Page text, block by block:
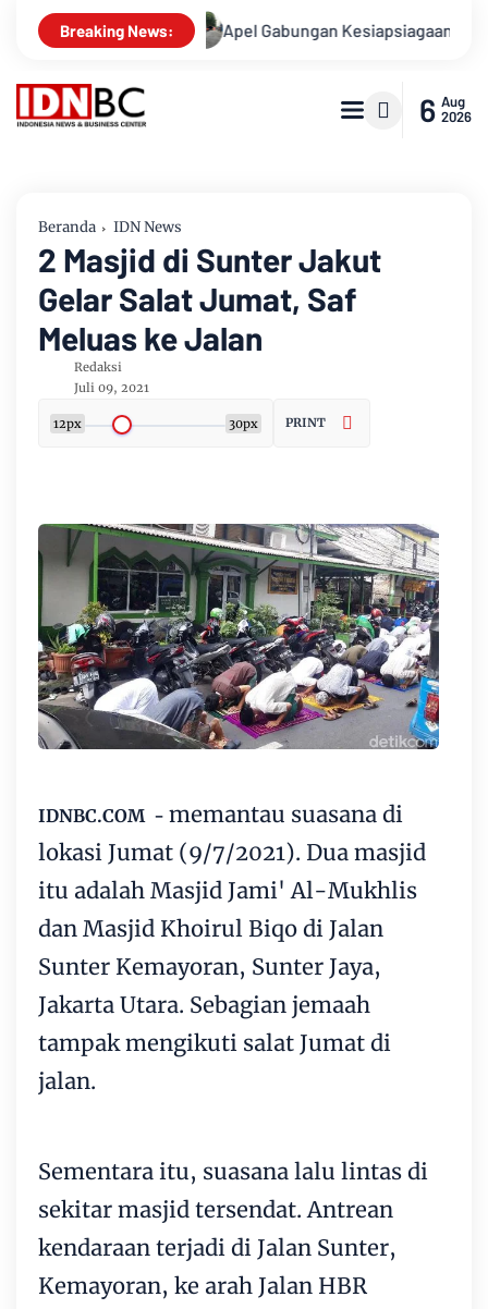
Breaking News:
Apel Gabungan Kesiapsiagaan Untuk
6 Aug
2026
Beranda IDN News
2 Masjid di Sunter Jakut
Gelar Salat Jumat, Saf
Meluas ke Jalan
Redaksi
Juli 09, 2021
12px 30px PRINT
IDNBC.COM - memantau suasana di
lokasi Jumat (9/7/2021). Dua masjid
itu adalah Masjid Jami' Al-Mukhlis
dan Masjid Khoirul Biqo di Jalan
Sunter Kemayoran, Sunter Jaya,
Jakarta Utara. Sebagian jemaah
tampak mengikuti salat Jumat di
jalan.
Sementara itu, suasana lalu lintas di
sekitar masjid tersendat. Antrean
kendaraan terjadi di Jalan Sunter,
Kemayoran, ke arah Jalan HBR